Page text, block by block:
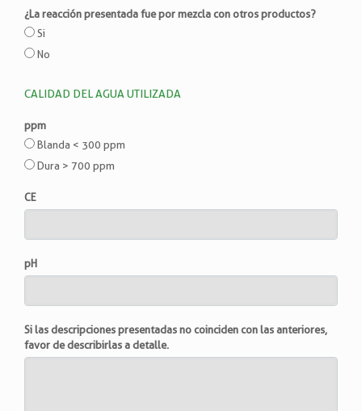
¿La reacción presentada fue por mezcla con otros productos?
Si
No
CALIDAD DEL AGUA UTILIZADA
ppm
Blanda < 300 ppm
Dura > 700 ppm
CE
pH
Si las descripciones presentadas no coinciden con las anteriores,
favor de describirlas a detalle.